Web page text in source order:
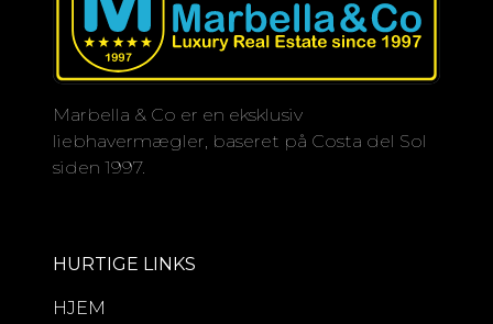
resten af Costa del Sol gør dette
projekt til et oplagt valg som
helårsbolig, feriebolig eller
investering.
Marbella & Co er en eksklusiv
liebhavermægler, baseret på Costa del Sol
siden 1997.
HURTIGE LINKS
HJEM